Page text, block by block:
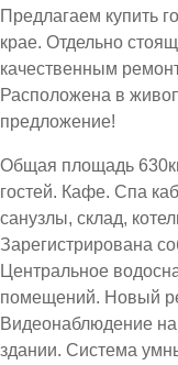
Предлагаем купить
крае. Отдельно
качественным
Расположена в
предложение!
Общая площадь
гостей. Кафе. Спа
санузлы, склад,
Зарегистрирована
Центральное
помещений. Новый
Видеонаблюдение на
здании. Система